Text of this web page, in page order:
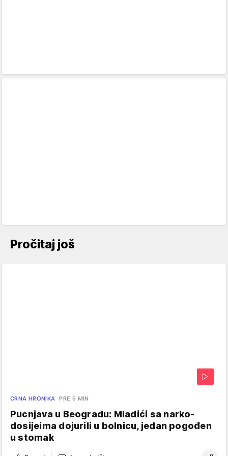
Pročitaj još
CRNA HRONIKA PRE 5 MIN
Pucnjava u Beogradu: Mladići sa narko-
dosijeima dojurili u bolnicu, jedan pogođen
u stomak